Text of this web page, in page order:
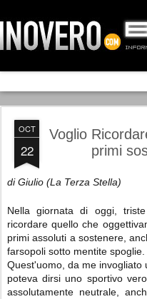
OCT
22
Voglio
primi
di Giulio (La Terza Stella)
Nella giornata di oggi,
ricordare quello che
primi assoluti a sostenere,
farsopoli sotto mentite spoglie.
Quest'uomo, da me invogliato
poteva dirsi uno sportivo
assolutamente neutrale,